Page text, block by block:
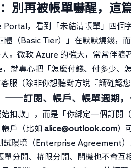
別再被帳單嚇醒，這
，看到「未結清帳單」四個
體（Basic Tier）」在默默燒錢，
。微軟 Azure 的強大，常常伴隨
就專心把「怎麼付錢、付多少、
服（除非你想聽對方說『請確認
——訂閱、帳戶、帳單週期，
扣款」，而是「你綁定一個訂閱
戶（比如 alice@outlook.com）
試環境（Enterprise Agreement
分開、權限分開、關機也不會互